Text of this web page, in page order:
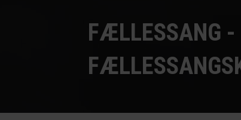
FÆLLESSANG -